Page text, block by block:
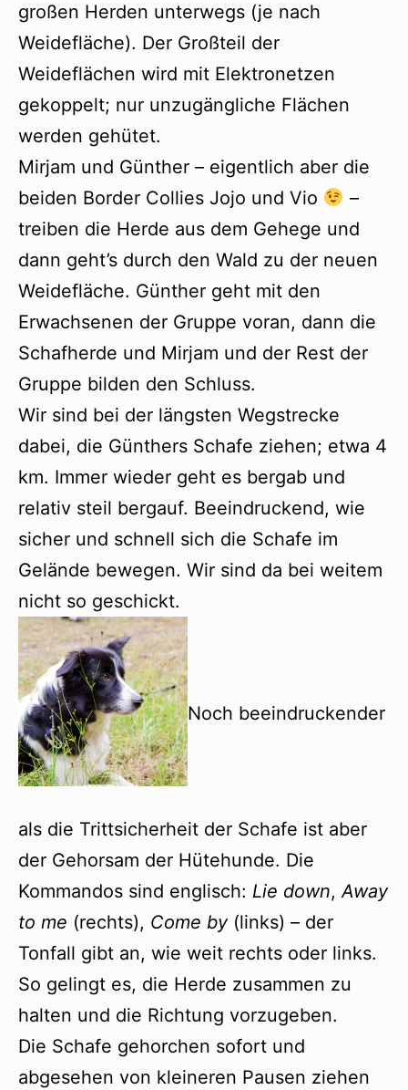
großen Herden unterwegs (je nach
Weidefläche). Der Großteil der
Weideflächen wird mit Elektronetzen
gekoppelt; nur unzugängliche Flächen
werden gehütet.
Mirjam und Günther – eigentlich aber die
beiden Border Collies Jojo und Vio
–
treiben die Herde aus dem Gehege und
dann geht’s durch den Wald zu der neuen
Weidefläche. Günther geht mit den
Erwachsenen der Gruppe voran, dann die
Schafherde und Mirjam und der Rest der
Gruppe bilden den Schluss.
Wir sind bei der längsten Wegstrecke
dabei, die Günthers Schafe ziehen; etwa 4
km. Immer wieder geht es bergab und
relativ steil bergauf. Beeindruckend, wie
sicher und schnell sich die Schafe im
Gelände bewegen. Wir sind da bei weitem
nicht so geschickt.
Noch beeindruckender
als die Trittsicherheit der Schafe ist aber
der Gehorsam der Hütehunde. Die
Kommandos sind englisch: Lie down,Away
to me (rechts), Come by(links) – der
Tonfall gibt an, wie weit rechts oder links.
So gelingt es, die Herde zusammen zu
halten und die Richtung vorzugeben.
Die Schafe gehorchen sofort und
abgesehen von kleineren Pausen ziehen